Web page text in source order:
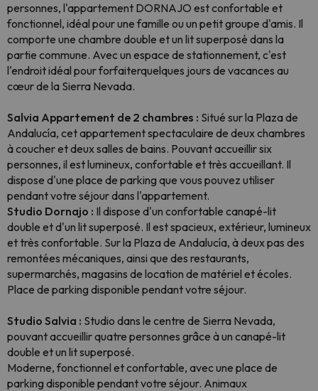
personnes, l'appartement DORNAJO est confortable et
fonctionnel, idéal pour une famille ou un petit groupe d'amis. Il
comporte une chambre double et un lit superposé dans la
partie commune. Avec un espace de stationnement, c'est
l'endroit idéal pour forfaiterquelques jours de vacances au
cœur de la Sierra Nevada.
Salvia Appartement de 2 chambres : Situé sur la Plaza de
Andalucía, cet appartement spectaculaire de deux chambres
à coucher et deux salles de bains. Pouvant accueillir six
personnes, il est lumineux, confortable et très accueillant. Il
dispose d'une place de parking que vous pouvez utiliser
pendant votre séjour dans l'appartement.
Studio Dornajo : Il dispose d'un confortable canapé-lit
double et d'un lit superposé. Il est spacieux, extérieur, lumineux
et très confortable. Sur la Plaza de Andalucía, à deux pas des
remontées mécaniques, ainsi que des restaurants,
supermarchés, magasins de location de matériel et écoles.
Place de parking disponible pendant votre séjour.
Studio Salvia : Studio dans le centre de Sierra Nevada,
pouvant accueillir quatre personnes grâce à un canapé-lit
double et un lit superposé.
Moderne, fonctionnel et confortable, avec une place de
parking disponible pendant votre séjour. Animaux